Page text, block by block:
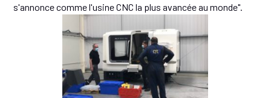
s'annonce comme l'usine CNC la plus avancée au monde".